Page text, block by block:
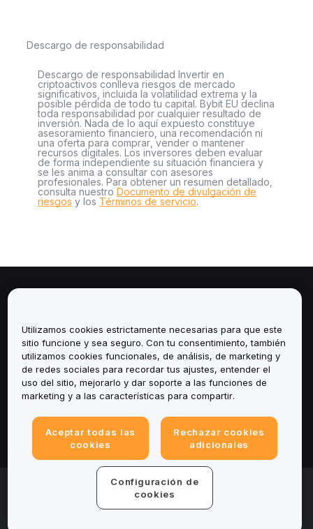
Descargo de responsabilidad
Descargo de responsabilidad Invertir en
criptoactivos conlleva riesgos de mercado
significativos, incluida la volatilidad extrema y la
posible pérdida de todo tu capital. Bybit EU declina
toda responsabilidad por cualquier resultado de
inversión. Nada de lo aquí expuesto constituye
asesoramiento financiero, una recomendación ni
una oferta para comprar, vender o mantener
recursos digitales. Los inversores deben evaluar
de forma independiente su situación financiera y
se les anima a consultar con asesores
profesionales. Para obtener un resumen detallado,
consulta nuestro Documento de divulgación de
riesgos y los Términos de servicio.
Servicios
Soporte
Productos
Legal
© 2025-2026 Bybit.eu. Todos los derechos
Utilizamos cookies estrictamente necesarias para que este
sitio funcione y sea seguro. Con tu consentimiento, también
utilizamos cookies funcionales, de análisis, de marketing y
de redes sociales para recordar tus ajustes, entender el
uso del sitio, mejorarlo y dar soporte a las funciones de
marketing y a las características para compartir.
Aceptar todas las
cookies
Rechazar cookies
adicionales
Configuración de
cookies